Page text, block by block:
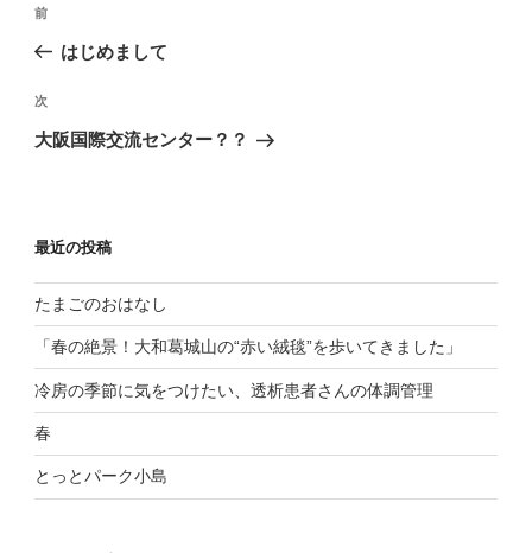
稿
ナ
ー
シ
前
投
前
はじめまして
次
投
次
大阪国際交流センター？？
最近の投稿
たまごのおはなし
「春の絶景！大和葛城山の“赤い絨毯”を歩いてきました」
冷房の季節に気をつけたい、透析患者さんの体調管理
春
とっとパーク小島